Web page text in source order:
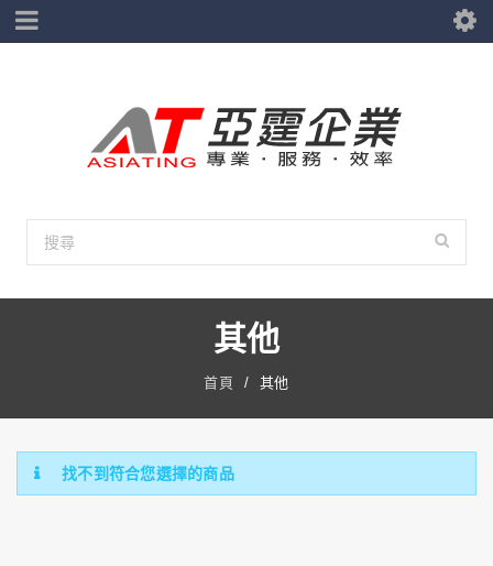
其他
首頁 / 其他
找不到符合您選擇的商品